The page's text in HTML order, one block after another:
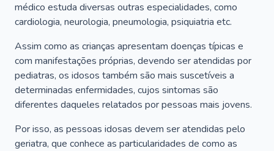
médico estuda diversas outras especialidades, como
cardiologia, neurologia, pneumologia, psiquiatria etc.
Assim como as crianças apresentam doenças típicas e
com manifestações próprias, devendo ser atendidas por
pediatras, os idosos também são mais suscetíveis a
determinadas enfermidades, cujos sintomas são
diferentes daqueles relatados por pessoas mais jovens.
Por isso, as pessoas idosas devem ser atendidas pelo
geriatra, que conhece as particularidades de como as